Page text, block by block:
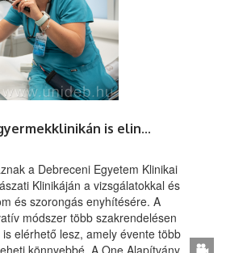
A debreceni gyermekklinikán is elindul a VR-alapú fájdalomkezelés
a Debreceni Egyetem Klinikai
Klinikáján a vizsgálatokkal és
és szorongás enyhítésére. A
módszer több szakrendelésen
elérhető lesz, amely évente több
könnyebbé. A One Alapítvány